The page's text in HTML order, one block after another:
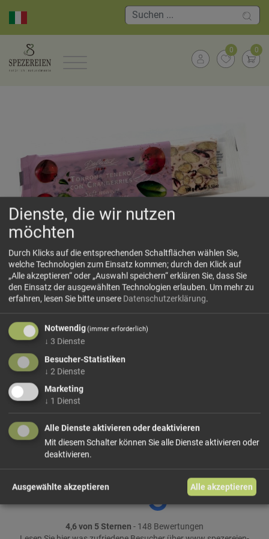
0 0
Weicher Torrone/Nougat mit Mandeln und fruchtig-
säuerlichen Cranberries.
Größe: 100 g
Teile dieses Produkt auf:
4,6 von 5 Sternen - 148 Bewertungen
Dienste, die wir nutzen
möchten
Durch Klicks auf die entsprechenden Schaltflächen wählen Sie,
welche Technologien zum Einsatz kommen; durch den Klick auf
„Alle akzeptieren“ oder „Auswahl speichern“ erklären Sie, dass Sie
den Einsatz der ausgewählten Technologien erlauben. Um mehr zu
erfahren, lesen Sie bitte unsere Datenschutzerklärung.
Notwendig(immer erforderlich)
↓ 3 Dienste
Besucher-Statistiken
↓ 2 Dienste
Marketing
↓ 1 Dienst
Alle Dienste aktivieren oder deaktivieren
Mit diesem Schalter können Sie alle Dienste aktivieren oder
deaktivieren.
Ausgewählte akzeptieren Alle akzeptieren